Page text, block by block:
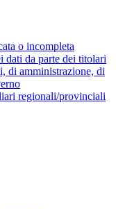
o incompleta
dati da parte dei titolari
di amministrazione, di
regionali/provinciali